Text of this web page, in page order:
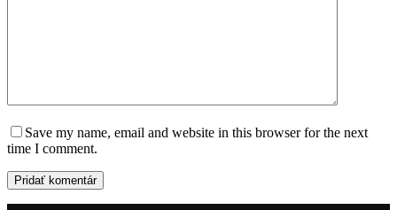
Save my name, email and website in this browser for the next
time I comment.
Pridať komentár